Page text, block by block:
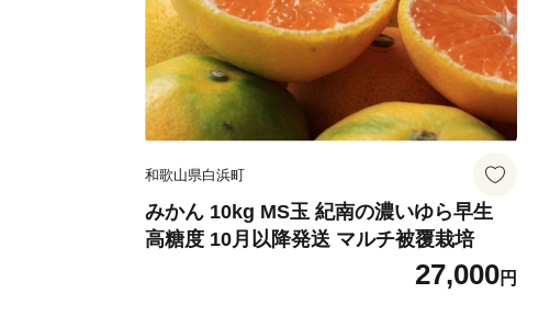
和歌山県白浜町
みかん 10kg MS玉 紀南の濃いゆら早生
高糖度 10月以降発送 マルチ被覆栽培
27,000円